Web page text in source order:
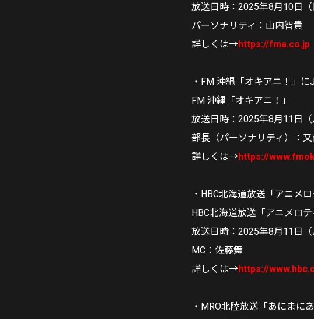
放送日時：2025年8月10日
パーソナリティ：山内智貴
詳しくは→https://fma.co.jp
・FM 沖縄「オキアニ！」
FM 沖縄「オキアニ！」
放送日時：2025年8月11日
部長（パーソナリティ）：
詳しくは→https://
・HBC北海道放送「アニメ
HBC北海道放送「アニメロテ
放送日時：2025年8月11日
MC：佐藤舞
詳しくは→https://
・MRO北陸放送「あにまに